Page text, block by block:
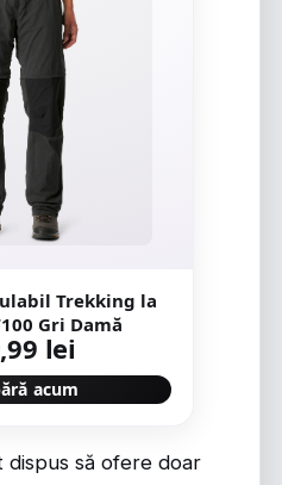
Trekking la
Gri Damă
lei
acum
dispus să ofere doar